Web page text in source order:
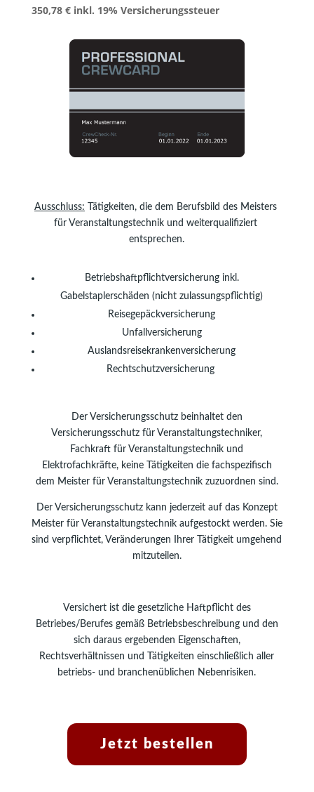
350,78 € inkl. 19% Versicherungssteuer
Ausschluss: Tätigkeiten, die dem Berufsbild des Meisters
für Veranstaltungstechnik und weiterqualifiziert
entsprechen.
Betriebshaftpflichtversicherung inkl.
Gabelstaplerschäden (nicht zulassungspflichtig)
Reisegepäckversicherung
Unfallversicherung
Auslandsreisekrankenversicherung
Rechtschutzversicherung
Der Versicherungsschutz beinhaltet den
Versicherungsschutz für Veranstaltungstechniker,
Fachkraft für Veranstaltungstechnik und
Elektrofachkräfte, keine Tätigkeiten die fachspezifisch
dem Meister für Veranstaltungstechnik zuzuordnen sind.
Der Versicherungsschutz kann jederzeit auf das Konzept
Meister für Veranstaltungstechnik aufgestockt werden. Sie
sind verpflichtet, Veränderungen Ihrer Tätigkeit umgehend
mitzuteilen.
Versichert ist die gesetzliche Haftpflicht des
Betriebes/Berufes gemäß Betriebsbeschreibung und den
sich daraus ergebenden Eigenschaften,
Rechtsverhältnissen und Tätigkeiten einschließlich aller
betriebs- und branchenüblichen Nebenrisiken.
Jetzt bestellen